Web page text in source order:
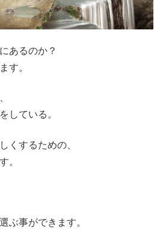
あるのか？
す。
している。
くするための、
。
ぶ事ができます。